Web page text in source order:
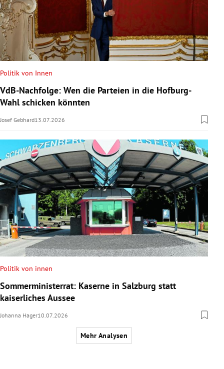
Politik von Innen
VdB-Nachfolge: Wen die Parteien in die Hofburg-
Wahl schicken könnten
Josef Gebhard13.07.2026
Politik von innen
Sommerministerrat: Kaserne in Salzburg statt
kaiserliches Aussee
Johanna Hager10.07.2026
Mehr Analysen